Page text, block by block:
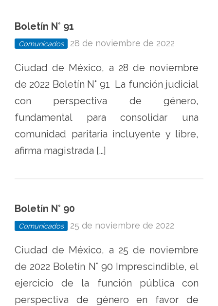
Boletín N° 91
Comunicados 28 de noviembre de 2022
Ciudad de México, a 28 de noviembre
de 2022 Boletín N° 91 La función judicial
con perspectiva de género,
fundamental para consolidar una
comunidad paritaria incluyente y libre,
afirma magistrada […]
Boletín N° 90
Comunicados 25 de noviembre de 2022
Ciudad de México, a 25 de noviembre
de 2022 Boletín N° 90 Imprescindible, el
ejercicio de la función pública con
perspectiva de género en favor de